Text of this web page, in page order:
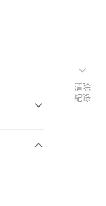
清除
紀錄